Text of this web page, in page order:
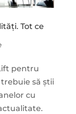
Tot ce
pentru
să știi
cu